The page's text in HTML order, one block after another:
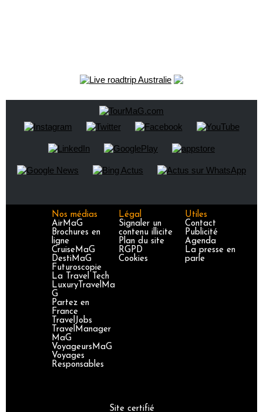
Nos médias
AirMaG
Brochures en
ligne
CruiseMaG
DestiMaG
Futuroscopie
La Travel Tech
LuxuryTravelMa
G
Partez en
France
TravelJobs
TravelManager
MaG
VoyageursMaG
Voyages
Responsables
Légal
Signaler un
contenu illicite
Plan du site
RGPD
Cookies
Utiles
Contact
Publicité
Agenda
La presse en
parle
Site certifié